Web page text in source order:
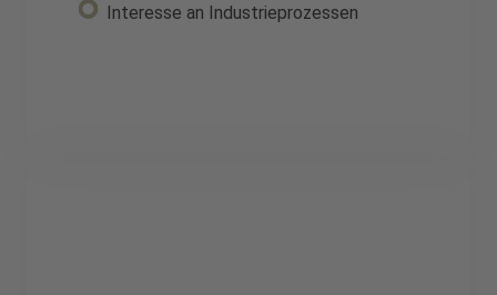
Interesse an Industrieprozessen